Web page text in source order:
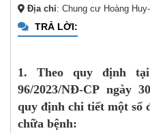
Địa chỉ: Chung cư Hoàng
TRẢ LỜI:
1. Theo quy định
96/2023/NĐ-CP ngày
quy định chi tiết một số
chữa bệnh: